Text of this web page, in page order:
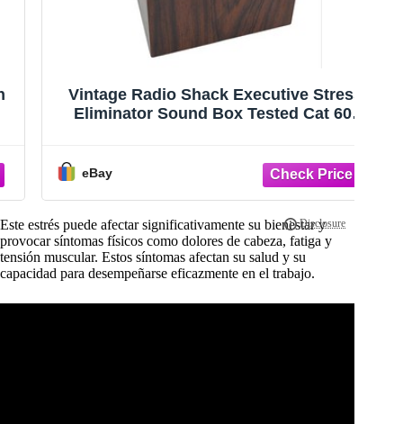
Vintage Radio Shack Executive Stress
Eliminator Sound Box Tested Cat 60-
Este estrés puede afectar significativamente su bienestar y
provocar síntomas físicos como dolores de cabeza, fatiga y
tensión muscular. Estos síntomas afectan su salud y su
capacidad para desempeñarse eficazmente en el trabajo.